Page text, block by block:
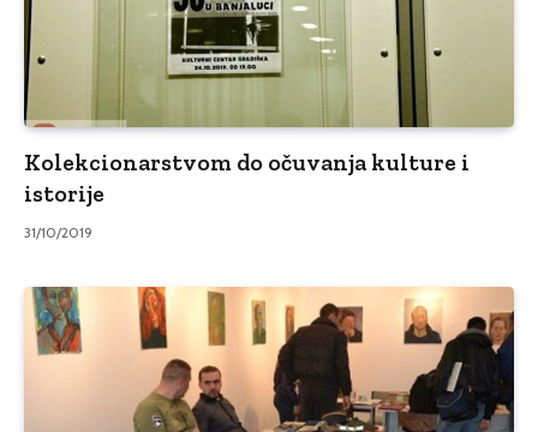
Kolekcionarstvom do očuvanja kulture i
istorije
31/10/2019